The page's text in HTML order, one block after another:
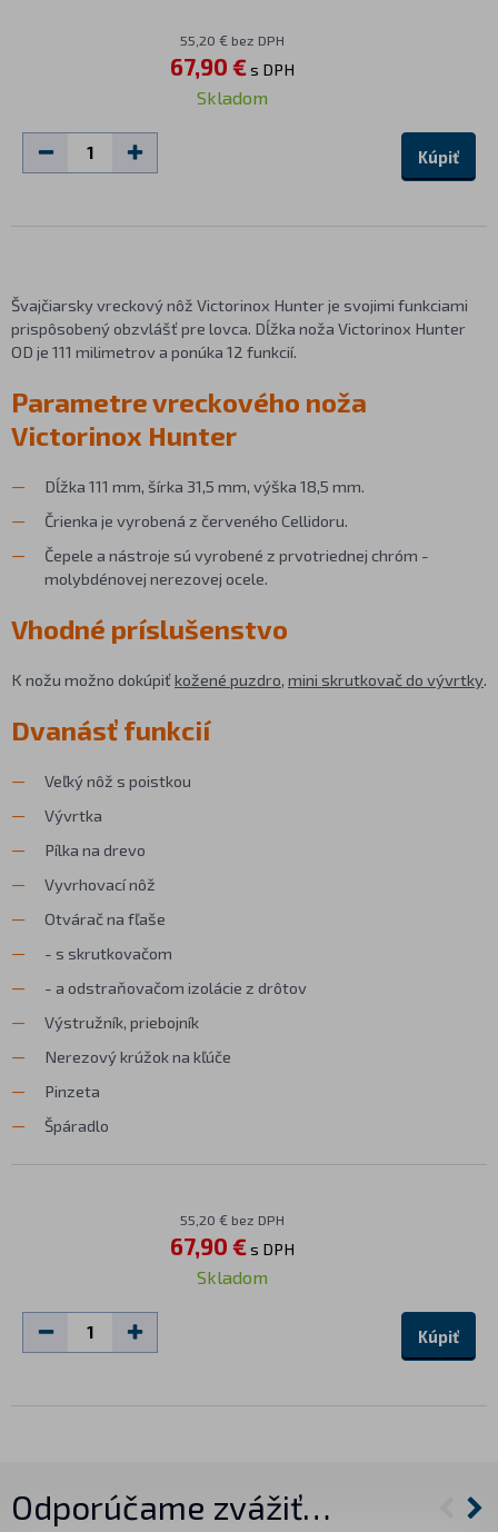
55,20 € bez DPH
67,90 €s DPH
Skladom
Kúpiť
Švajčiarsky vreckový nôž Victorinox Hunter je svojimi funkciami
prispôsobený obzvlášť pre lovca. Dĺžka noža Victorinox Hunter
OD je 111 milimetrov a ponúka 12 funkcií.
Parametre vreckového noža
Victorinox Hunter
Dĺžka 111 mm, šírka 31,5 mm, výška 18,5 mm.
Črienka je vyrobená z červeného Cellidoru.
Čepele a nástroje sú vyrobené z prvotriednej chróm -
molybdénovej nerezovej ocele.
Vhodné príslušenstvo
K nožu možno dokúpiť kožené puzdro, mini skrutkovač do vývrtky.
Dvanásť funkcií
Veľký nôž s poistkou
Vývrtka
Pílka na drevo
Vyvrhovací nôž
Otvárač na fľaše
- s skrutkovačom
- a odstraňovačom izolácie z drôtov
Výstružník, priebojník
Nerezový krúžok na kľúče
Pinzeta
Špáradlo
55,20 € bez DPH
67,90 €s DPH
Skladom
Kúpiť
Odporúčame zvážiť…